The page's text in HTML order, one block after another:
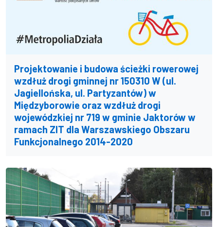
Projektowanie i budowa ścieżki rowerowej
wzdłuż drogi gminnej nr 150310 W (ul.
Jagiellońska, ul. Partyzantów) w
Międzyborowie oraz wzdłuż drogi
wojewódzkiej nr 719 w gminie Jaktorów w
ramach ZIT dla Warszawskiego Obszaru
Funkcjonalnego 2014-2020